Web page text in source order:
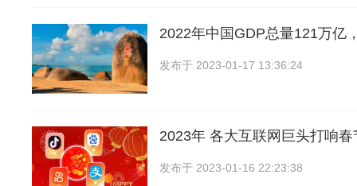
2022年中国GDP总量121万亿
发布于 2023-01-17 13:36:24
2023年 各大互联网巨头打响
发布于 2023-01-16 22:23:38